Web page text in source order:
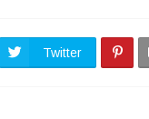
Twitter